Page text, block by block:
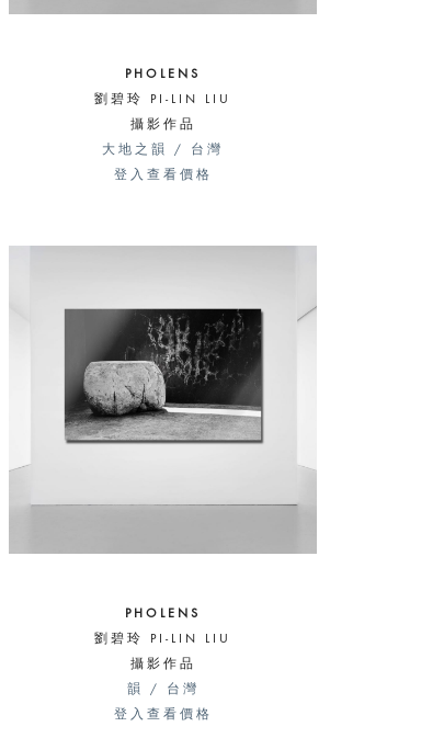
PHOLENS
劉碧玲 PI-LIN LIU
攝影作品
大地之韻 / 台灣
登入查看價格
PHOLENS
劉碧玲 PI-LIN LIU
攝影作品
韻 / 台灣
登入查看價格